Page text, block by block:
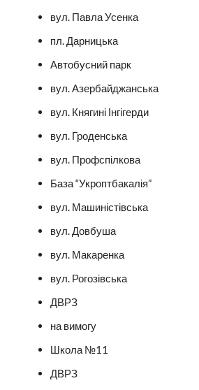
вул. Павла Усенка
пл. Дарницька
Автобусний парк
вул. Азербайджанська
вул. Княгині Інгігерди
вул. Гроденська
вул. Профспілкова
База “Укроптбакалія”
вул. Машиністівська
вул. Довбуша
вул. Макаренка
вул. Рогозівська
ДВРЗ
на вимогу
Школа №11
ДВРЗ